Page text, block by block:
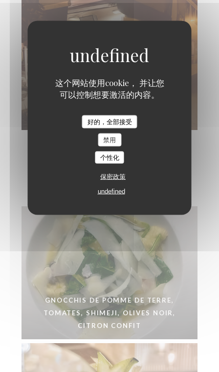
这个网站使用cookie， 并让您
可以控制想要激活的内容。
好的，全部接受
禁用
个性化
保密政策
undefined
En cuisine
GNOCCHIS DE POMME DE TERRE,
TOMATES, SHIMEJI, OLIVES NOIR,
CITRON CONFIT